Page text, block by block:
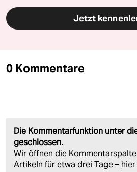
Jetzt
0 Kommentare
Die Kommentarfunktion unter
geschlossen.
Wir öffnen die
Artikeln für etwa drei Tage –